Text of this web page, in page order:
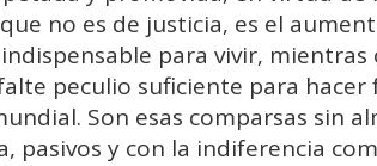
no es de justicia, es el
para vivir,
peculio suficiente para
Son esas comparsas sin
pasivos y con la indiferencia